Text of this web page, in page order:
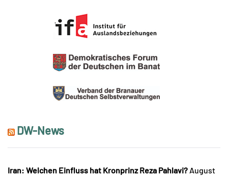
DW-News
Iran: Welchen Einfluss hat Kronprinz Reza Pahlavi? August